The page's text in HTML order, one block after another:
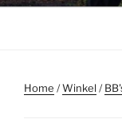
Home /Winkel/